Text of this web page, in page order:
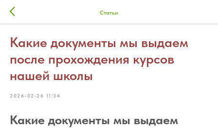
Статьи
Какие документы мы выдаем
после прохождения курсов
нашей школы
2026-02-26 11:34
Какие документы мы выдаем